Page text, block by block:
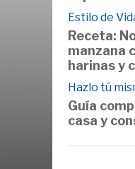
Estilo de
Receta:
manzana
harinas y
Hazlo tú
Guía
casa y